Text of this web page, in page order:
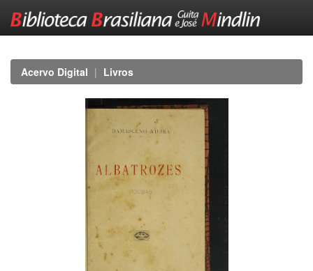
navigationAcervo Digital Livros